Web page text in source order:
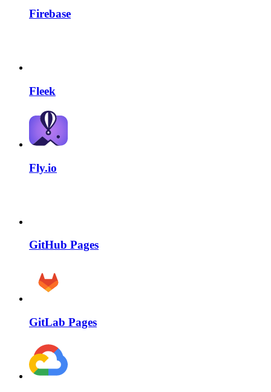
Firebase
Fleek
Fly.io
GitHub Pages
GitLab Pages